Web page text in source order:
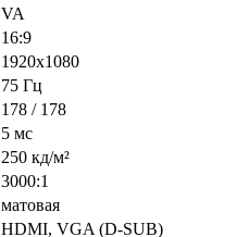
VA
16:9
1920x1080
75 Гц
178 / 178
5 мс
250 кд/м²
3000:1
матовая
HDMI, VGA (D-SUB)